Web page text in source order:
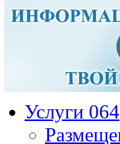
Услуги 064